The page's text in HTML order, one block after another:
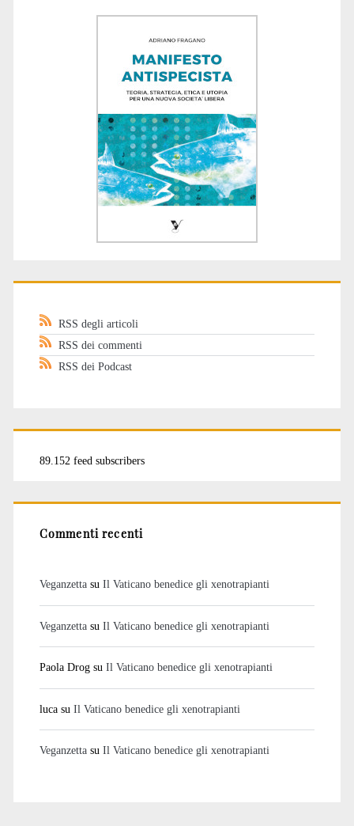
RSS degli articoli
RSS dei commenti
RSS dei Podcast
89.152 feed subscribers
Commenti recenti
Veganzettasu Il Vaticano benedice gli xenotrapianti
Veganzettasu Il Vaticano benedice gli xenotrapianti
Paola Drogsu Il Vaticano benedice gli xenotrapianti
lucasu Il Vaticano benedice gli xenotrapianti
Veganzettasu Il Vaticano benedice gli xenotrapianti